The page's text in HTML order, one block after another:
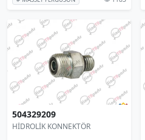
504329209
HİDROLİK KONNEKTÖR